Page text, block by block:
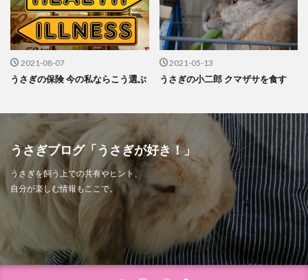
2021-08-07
うさぎの保険 今の私ならこう選ぶ
2021-05-13
うさぎの小二郎 クマザサを食す
うさぎブログ「うさぎが好き！」
うさぎを飼う上での共有やヒント、
自分が楽しむ情報もここで。